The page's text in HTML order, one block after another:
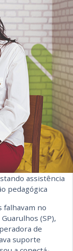
assistência
pedagógica
falhavam no
(SP),
de
suporte